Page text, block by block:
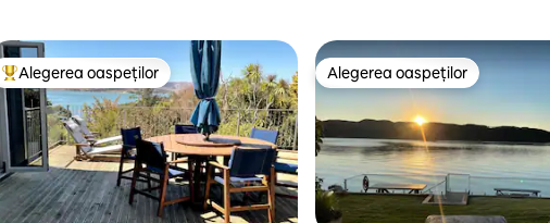
Locuință din topul categoriei Alegerea oaspeților
Alegerea oaspeților Alegerea oaspeților
Alegerea oaspeților